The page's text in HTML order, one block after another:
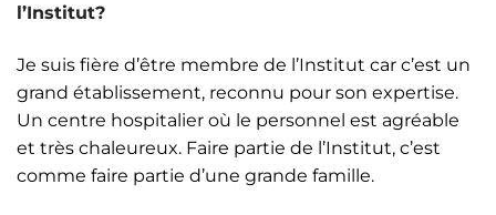
l’Institut?
Je suis fière d’être membre de l’Institut car c’est un
grand établissement, reconnu pour son expertise.
Un centre hospitalier où le personnel est agréable
et très chaleureux. Faire partie de l’Institut, c’est
comme faire partie d’une grande famille.